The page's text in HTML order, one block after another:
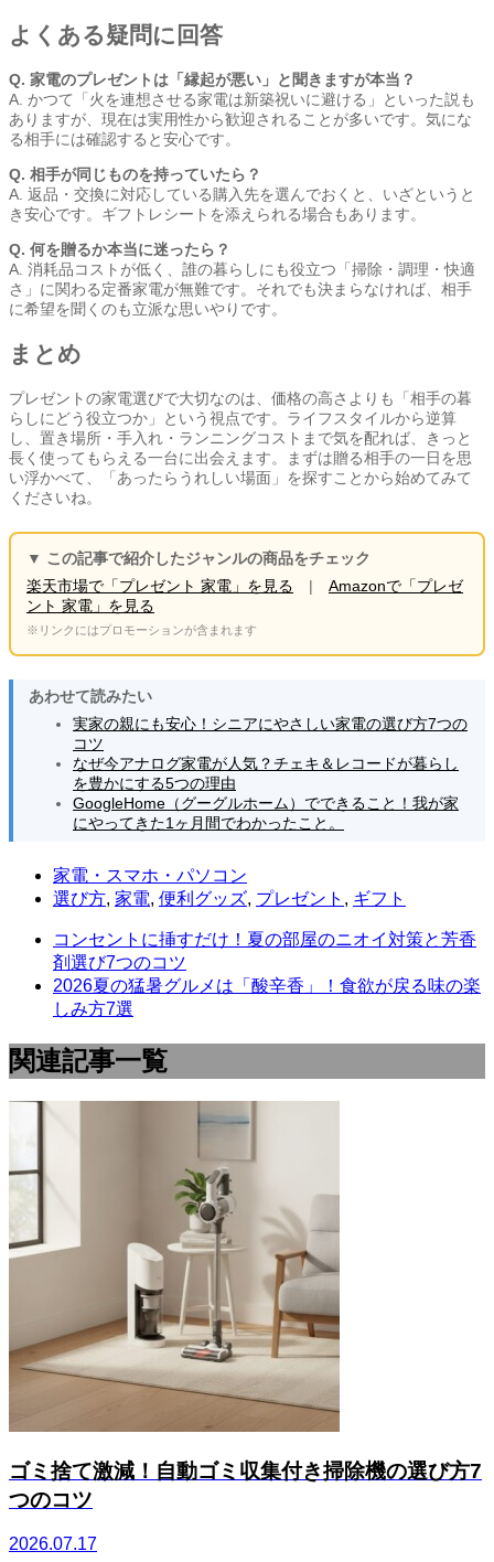
よくある疑問に回答
Q. 家電のプレゼントは「縁起が悪い」と聞きますが本当？
A. かつて「火を連想させる家電は新築祝いに避ける」といった説も
ありますが、現在は実用性から歓迎されることが多いです。気にな
る相手には確認すると安心です。
Q. 相手が同じものを持っていたら？
A. 返品・交換に対応している購入先を選んでおくと、いざというと
き安心です。ギフトレシートを添えられる場合もあります。
Q. 何を贈るか本当に迷ったら？
A. 消耗品コストが低く、誰の暮らしにも役立つ「掃除・調理・快適
さ」に関わる定番家電が無難です。それでも決まらなければ、相手
に希望を聞くのも立派な思いやりです。
まとめ
プレゼントの家電選びで大切なのは、価格の高さよりも「相手の暮
らしにどう役立つか」という視点です。ライフスタイルから逆算
し、置き場所・手入れ・ランニングコストまで気を配れば、きっと
長く使ってもらえる一台に出会えます。まずは贈る相手の一日を思
い浮かべて、「あったらうれしい場面」を探すことから始めてみて
くださいね。
▼ この記事で紹介したジャンルの商品をチェック
楽天市場で「プレゼント 家電」を見る | Amazonで「プレゼ
ント 家電」を見る
※リンクにはプロモーションが含まれます
あわせて読みたい
実家の親にも安心！シニアにやさしい家電の選び方7つの
コツ
なぜ今アナログ家電が人気？チェキ＆レコードが暮らし
を豊かにする5つの理由
GoogleHome（グーグルホーム）でできること！我が家
にやってきた1ヶ月間でわかったこと。
家電・スマホ・パソコン
選び方, 家電, 便利グッズ, プレゼント , ギフト
コンセントに挿すだけ！夏の部屋のニオイ対策と芳香
剤選び7つのコツ
2026夏の猛暑グルメは「酸辛香」！食欲が戻る味の楽
しみ方7選
関連記事一覧
ゴミ捨て激減！自動ゴミ収集付き掃除機の選び方7
つのコツ
2026.07.17